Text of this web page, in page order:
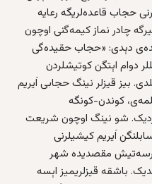
حجاب قاعده‌لریگه رعایه‌
چا‌در نماز کيمه‌گنی اوچون
دېدی: «حجاب حقیده‌گی
دوام اېتگن کوتیشلردن
بیز قیزلر نینگ حجابی اَیریم
کوندن-کونگه
شو نینگ اوچون شریعت
اَیریم کیشیلرنی
مقصدیده شهر
باشقه‌ قیزلریمیز اېسه